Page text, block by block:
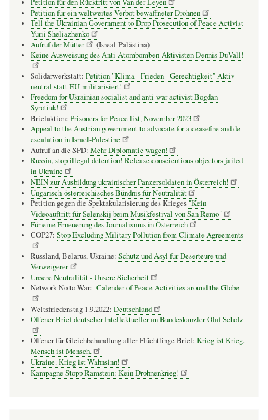
Petition für ein weltweites Verbot bewaffneter Drohnen
Tell the Ukrainian Government to Drop Prosecution of Peace Activist
Yurii Sheliazhenko
Aufruf der Mütter
(Isreal-Palästina)
Keine Ausweisung des Anti-Atombomben-Aktivisten Dennis DuVall!
Solidarwerkstatt: Petition "Klima - Frieden - Gerechtigkeit" Aktiv
neutral statt EU-militarisiert!
Freedom for Ukrainian socialist and anti-war activist Bogdan
Syrotiuk!
Briefaktion: Prisoners for Peace list, November 2023
Appeal to the Austrian government to advocate for a ceasefire and de-
escalation in Israel-Palestine
Aufruf an die SPD: Mehr Diplomatie wagen!
Russia, stop illegal detention! Release conscientious objectors jailed
in Ukraine
NEIN zur Ausbildung ukrainischer Panzersoldaten in Österreich!
Ungarisch-österreichisches Bündnis für Neutralität
Petition gegen die Spektakularisierung des Krieges "Kein
Videoauftritt für Selenskij beim Musikfestival von San Remo"
Für eine Erneuerung des Journalismus in Österreich
COP27: Stop Excluding Military Pollution from Climate Agreements
Russland, Belarus, Ukraine: Schutz und Asyl für Deserteure und
Verweigerer
Unsere Neutralität - Unsere Sicherheit
Network No to War: Calender of Peace Activities around the Globe
Weltsfriedenstag 1.9.2022: Deutschland
Offener Brief deutscher Intellektueller an Bundeskanzler Olaf Scholz
Offener für Gleichbehandlung aller Flüchtlinge Brief: Krieg ist Krieg.
Mensch ist Mensch.
Ukraine. Krieg ist Wahnsinn!
Kampagne Stopp Ramstein: Kein Drohnenkrieg!